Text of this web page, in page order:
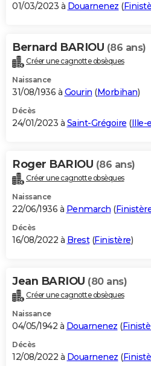
01/03/2023 à Douarnenez (
Bernard BARIOU (86 ans)
Créer une cagnotte obsèques
Naissance
31/08/1936 à Gourin (Morbihan)
Décès
24/01/2023 à Saint-Grégoire (Ille-
Roger BARIOU (86 ans)
Créer une cagnotte obsèques
Naissance
22/06/1936 à Penmarch (
Décès
16/08/2022 à Brest(Finistère)
Jean BARIOU (80 ans)
Créer une cagnotte obsèques
Naissance
04/05/1942 à Douarnenez (
Décès
12/08/2022 à Douarnenez (